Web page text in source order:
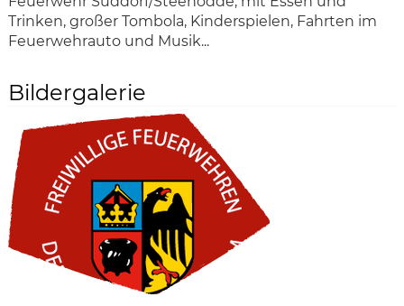
Trinken, großer Tombola, Kinderspielen, Fahrten im
Feuerwehrauto und Musik...
Bildergalerie